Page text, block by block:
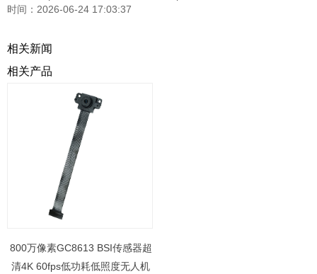
时间：2026-06-24 17:03:37
相关新闻
相关产品
800万像素GC8613 BSI传感器超
清4K 60fps低功耗低照度无人机